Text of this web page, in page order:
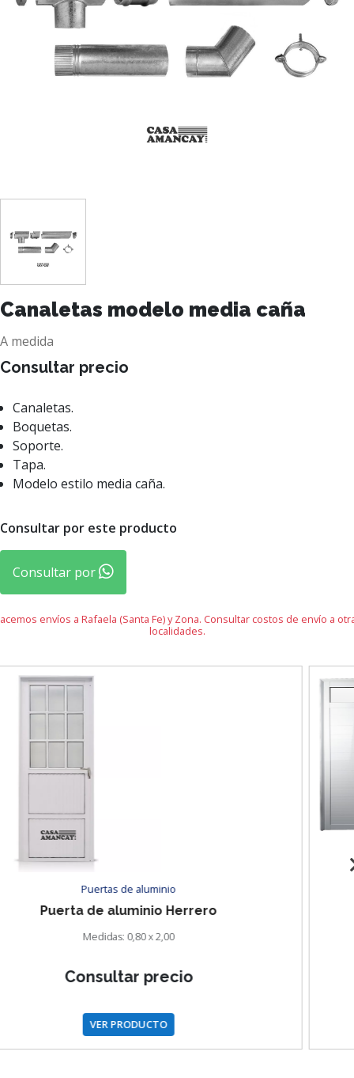
Canaletas modelo media caña
A medida
Consultar precio
Canaletas.
Boquetas.
Soporte.
Tapa.
Modelo estilo media caña.
Consultar por este producto
Consultar por
envíos a Rafaela (Santa Fe) y Zona. Consultar costos de envío a
localidades.
Portón de aluminio de abrir
Medidas: 2,40 x 2,05.
VER PRODUCTO